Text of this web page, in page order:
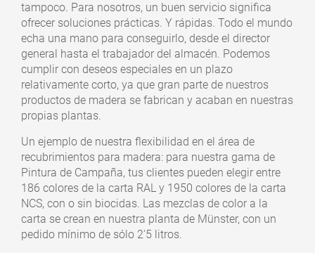
tampoco. Para nosotros, un buen servicio significa
ofrecer soluciones prácticas. Y rápidas. Todo el mundo
echa una mano para conseguirlo, desde el director
general hasta el trabajador del almacén. Podemos
cumplir con deseos especiales en un plazo
relativamente corto, ya que gran parte de nuestros
productos de madera se fabrican y acaban en nuestras
propias plantas.
Un ejemplo de nuestra flexibilidad en el área de
recubrimientos para madera: para nuestra gama de
Pintura de Campaña, tus clientes pueden elegir entre
186 colores de la carta RAL y 1950 colores de la carta
NCS, con o sin biocidas. Las mezclas de color a la
carta se crean en nuestra planta de Münster, con un
pedido mínimo de sólo 2'5 litros.